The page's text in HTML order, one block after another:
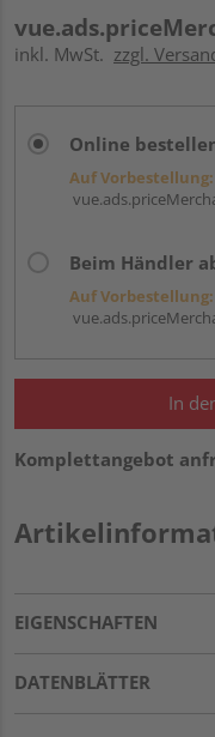
inkl. MwSt. zzgl.
Online
Auf Vorbestellung:
Beim Händler
Auf Vorbestellung:
In
Komplettangebot
EIGENSCHAFTEN
DATENBLÄTTER